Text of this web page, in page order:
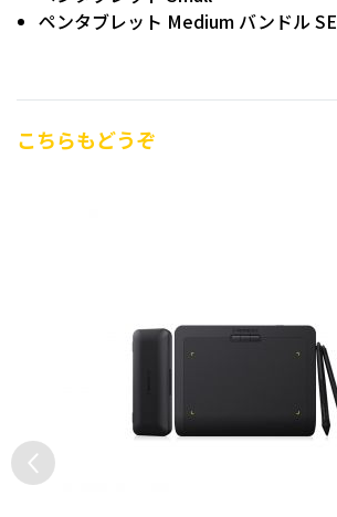
ペンタブレット Medium バンドル SE
こちらもどうぞ